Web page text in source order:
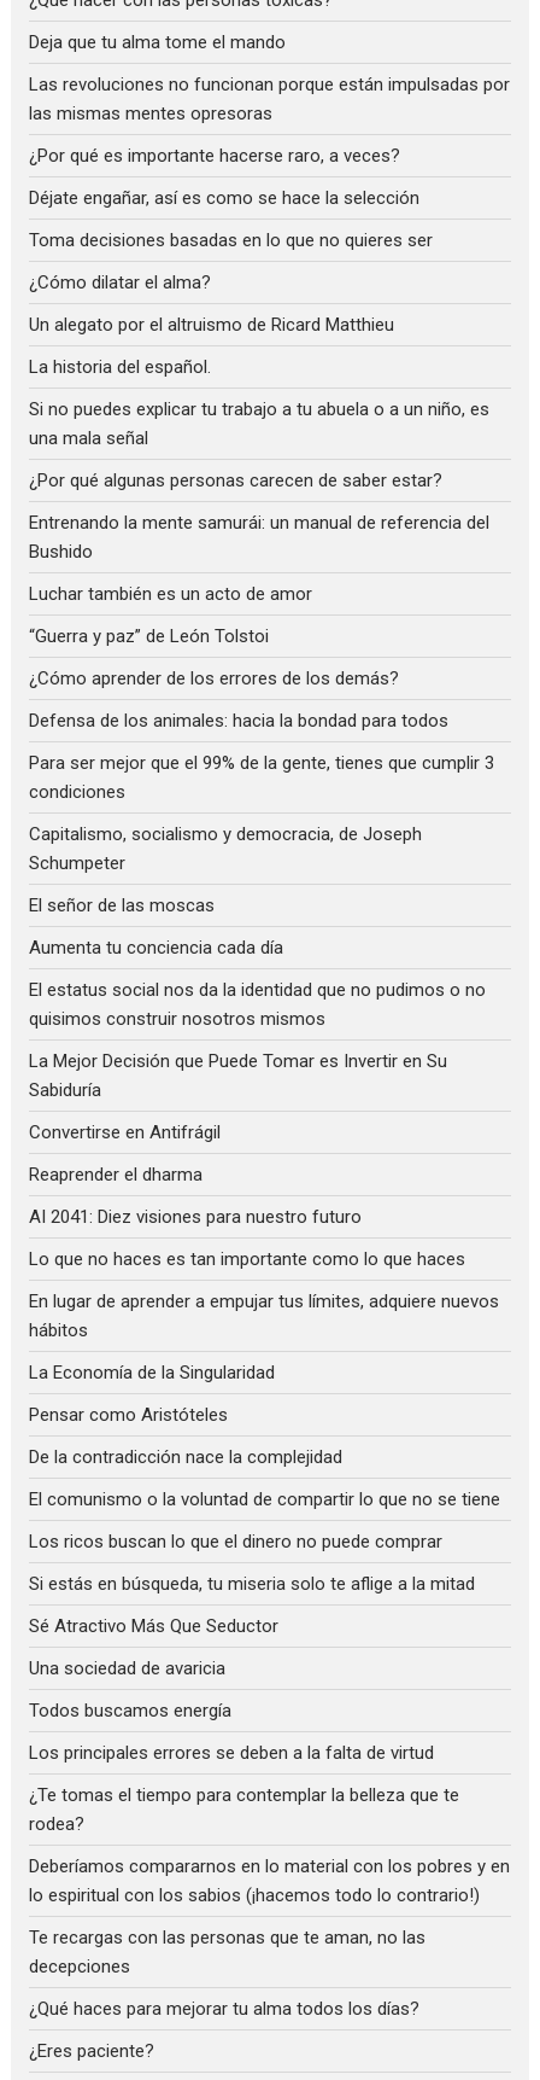
Deja que tu alma tome el mando
Las revoluciones no funcionan porque están impulsadas por
las mismas mentes opresoras
¿Por qué es importante hacerse raro, a veces?
Déjate engañar, así es como se hace la selección
Toma decisiones basadas en lo que no quieres ser
¿Cómo dilatar el alma?
Un alegato por el altruismo de Ricard Matthieu
La historia del español.
Si no puedes explicar tu trabajo a tu abuela o a un niño, es
una mala señal
¿Por qué algunas personas carecen de saber estar?
Entrenando la mente samurái: un manual de referencia del
Bushido
Luchar también es un acto de amor
“Guerra y paz” de León Tolstoi
¿Cómo aprender de los errores de los demás?
Defensa de los animales: hacia la bondad para todos
Para ser mejor que el 99% de la gente, tienes que cumplir 3
condiciones
Capitalismo, socialismo y democracia, de Joseph
Schumpeter
El señor de las moscas
Aumenta tu conciencia cada día
El estatus social nos da la identidad que no pudimos o no
quisimos construir nosotros mismos
La Mejor Decisión que Puede Tomar es Invertir en Su
Sabiduría
Convertirse en Antifrágil
Reaprender el dharma
AI 2041: Diez visiones para nuestro futuro
Lo que no haces es tan importante como lo que haces
En lugar de aprender a empujar tus límites, adquiere nuevos
hábitos
La Economía de la Singularidad
Pensar como Aristóteles
De la contradicción nace la complejidad
El comunismo o la voluntad de compartir lo que no se tiene
Los ricos buscan lo que el dinero no puede comprar
Si estás en búsqueda, tu miseria solo te aflige a la mitad
Sé Atractivo Más Que Seductor
Una sociedad de avaricia
Todos buscamos energía
Los principales errores se deben a la falta de virtud
¿Te tomas el tiempo para contemplar la belleza que te
rodea?
Deberíamos compararnos en lo material con los pobres y en
lo espiritual con los sabios (¡hacemos todo lo contrario!)
Te recargas con las personas que te aman, no las
decepciones
¿Qué haces para mejorar tu alma todos los días?
¿Eres paciente?